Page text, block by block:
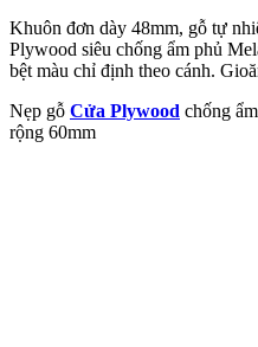
Khuôn đơn dày 48mm, gỗ tự
Plywood siêu chống ẩm phủ
bệt màu chỉ định theo cánh.
Nẹp gỗ Cửa Plywood chống
rộng 60mm